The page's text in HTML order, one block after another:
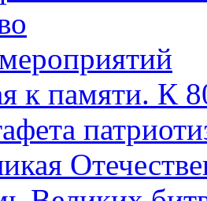
к памяти. К